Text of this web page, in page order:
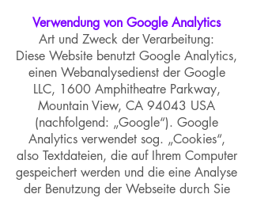
Verwendung von Google Analytics
Art und Zweck der Verarbeitung:
Diese Website benutzt Google Analytics,
einen Webanalysedienst der Google
LLC, 1600 Amphitheatre Parkway,
Mountain View, CA 94043 USA
(nachfolgend: „Google“). Google
Analytics verwendet sog. „Cookies“,
also Textdateien, die auf Ihrem Computer
gespeichert werden und die eine Analyse
der Benutzung der Webseite durch Sie